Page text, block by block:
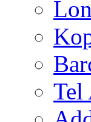
Tel